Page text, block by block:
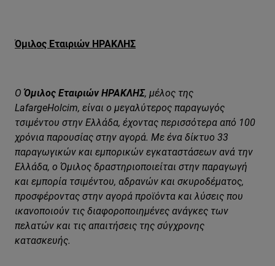
Όμιλος Εταιριών ΗΡΑΚΛΗΣ
Ο Όμιλος Εταιριών ΗΡΑΚΛΗΣ, μέλος της
LafargeHolcim, είναι ο μεγαλύτερος παραγωγός
τσιμέντου στην Ελλάδα, έχοντας περισσότερα από 100
χρόνια παρουσίας στην αγορά. Με ένα δίκτυο 33
παραγωγικών και εμπορικών εγκαταστάσεων ανά την
Ελλάδα, ο Όμιλος δραστηριοποιείται στην παραγωγή
και εμπορία τσιμέντου, αδρανών και σκυροδέματος,
προσφέροντας στην αγορά προϊόντα και λύσεις που
ικανοποιούν τις διαφοροποιημένες ανάγκες των
πελατών και τις απαιτήσεις της σύγχρονης
κατασκευής.